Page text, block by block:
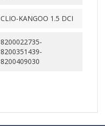
CLIO-KANGOO 1.5 DCI
8200022735-
8200351439-
8200409030